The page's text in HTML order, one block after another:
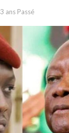
3 ans Passé